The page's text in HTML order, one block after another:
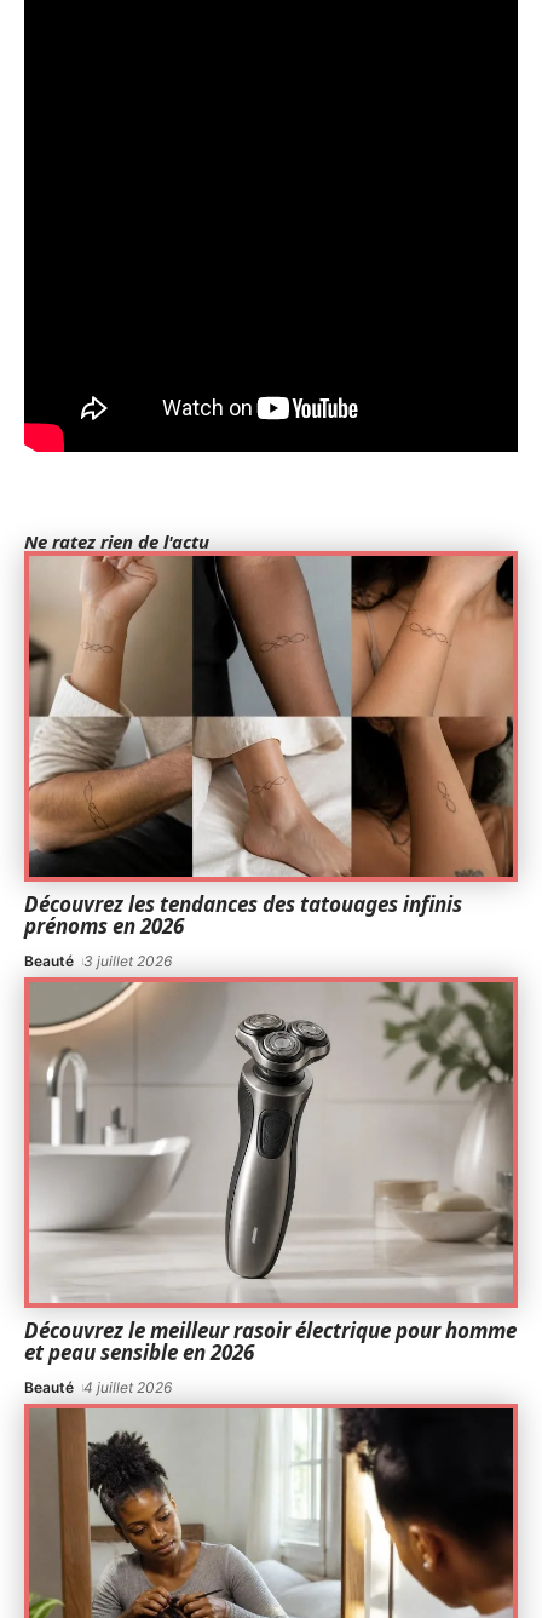
Ne ratez rien de l'actu
Découvrez les tendances des tatouages infinis
prénoms en 2026
Beauté 3 juillet 2026
Découvrez le meilleur rasoir électrique pour homme
et peau sensible en 2026
Beauté 4 juillet 2026